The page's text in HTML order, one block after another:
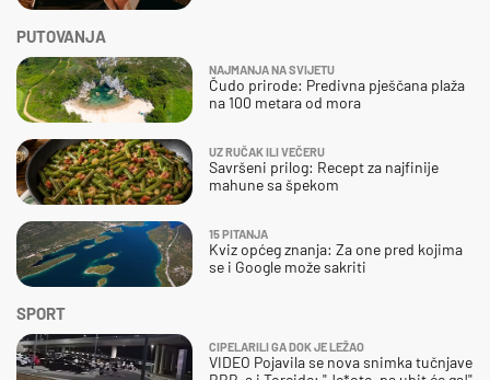
SPORT
CIPELARILI GA DOK JE LEŽAO
VIDEO Pojavila se nova snimka tučnjave
PUTOVANJA
NAJMANJA NA SVIJETU
Čudo prirode: Predivna pješčana plaža
na 100 metara od mora
UZ RUČAK ILI VEČERU
Savršeni prilog: Recept za najfinije
mahune sa špekom
15 PITANJA
Kviz općeg znanja: Za one pred kojima
se i Google može sakriti